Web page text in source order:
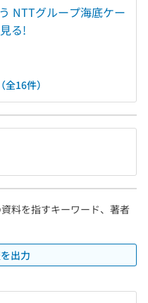
NTTグループ海底ケー
る!
16件）
料を指すキーワード、著者
出力